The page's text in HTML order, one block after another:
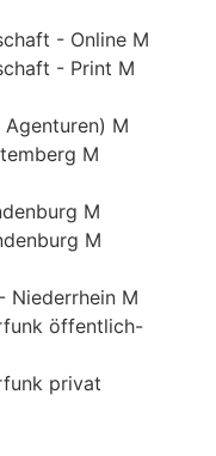
- Online M
- Print M
M
M
M
M
Niederrhein M
öffentlich-
privat